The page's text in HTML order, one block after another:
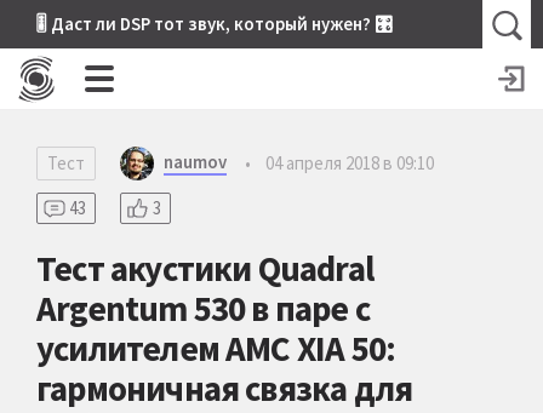
🎚 Даст ли DSP тот звук, который нужен? 🎛
Тест naumov •
04 апреля 2018 в 09:10
43
3
Тест акустики Quadral
Argentum 530 в паре с
усилителем AMC XIA 50:
гармоничная связка для